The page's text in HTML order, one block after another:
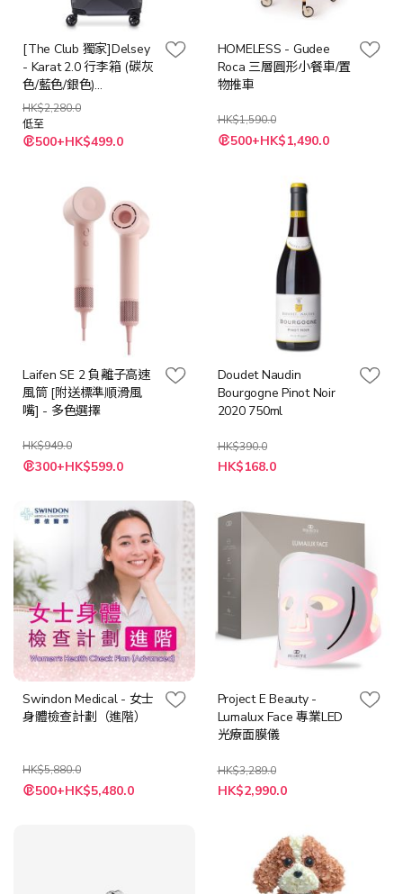
[The Club 獨家]Delsey
- Karat 2.0 行李箱 (碳灰
色/藍色/銀色)
(55cm/67cm/77cm)
HK$2,280.0
低至
500+HK$499.0
HOMELESS - Gudee
Roca 三層圓形小餐車/置
物推車
HK$1,590.0
特
殊 500+HK$1,490.0
Laifen SE 2 負離子高速
風筒 [附送標準順滑風
嘴] - 多色選擇
HK$949.0
300+HK$599.0
Doudet Naudin
Bourgogne Pinot Noir
2020 750ml
HK$390.0
特
殊
HK$168.0
Swindon Medical - 女士
身體檢查計劃（進階）
HK$5,880.0
特
殊 500+HK$5,480.0
Project E Beauty -
Lumalux Face 專業LED
光療面膜儀
HK$3,289.0
特
殊
HK$2,990.0